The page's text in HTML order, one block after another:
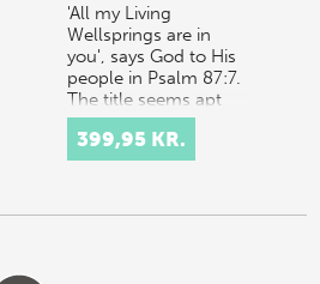
'All my Living
Wellsprings are in
you', says God to His
people in Psalm 87:7.
The title seems apt
for the poetic works
of the Danish poet-
pastor N.F.S…
399,95 KR.